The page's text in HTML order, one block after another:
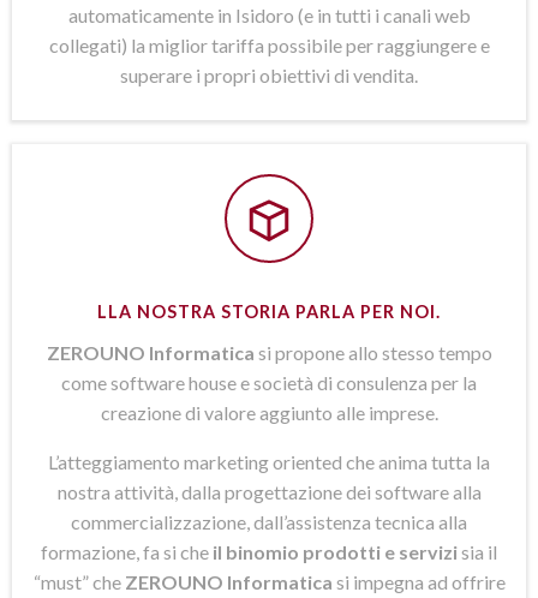
automaticamente in Isidoro (e in tutti i canali web
collegati) la miglior tariffa possibile per raggiungere e
superare i propri obiettivi di vendita.
LLA NOSTRA STORIA PARLA PER NOI.
ZEROUNO Informatica si propone allo stesso tempo
come software house e società di consulenza per la
creazione di valore aggiunto alle imprese.
L’atteggiamento marketing oriented che anima tutta la
nostra attività, dalla progettazione dei software alla
commercializzazione, dall’assistenza tecnica alla
formazione, fa si che il binomio prodotti e servizisia il
“must” che ZEROUNO Informatica si impegna ad offrire